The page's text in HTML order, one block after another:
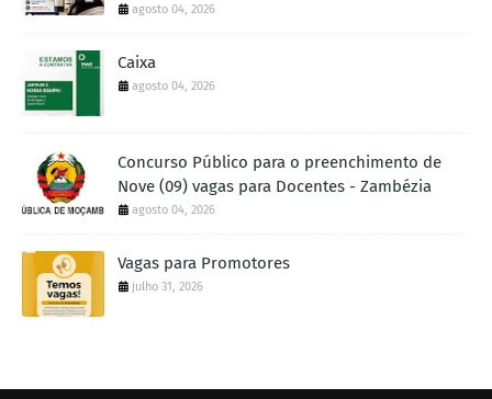
agosto 04, 2026
Caixa
agosto 04, 2026
Concurso Público para o preenchimento de
Nove (09) vagas para Docentes - Zambézia
agosto 04, 2026
Vagas para Promotores
julho 31, 2026